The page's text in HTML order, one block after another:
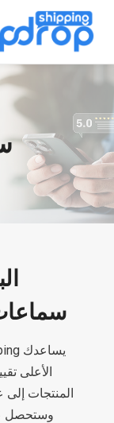
تخطى
المحتوى
الأعلى
المنتجات إلى
وستحصل